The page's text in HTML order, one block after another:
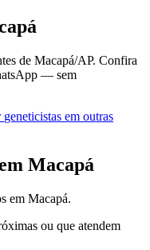
de Macapá/AP. Confira
— sem
geneticistas em outras
Macapá
em Macapá.
ou que atendem